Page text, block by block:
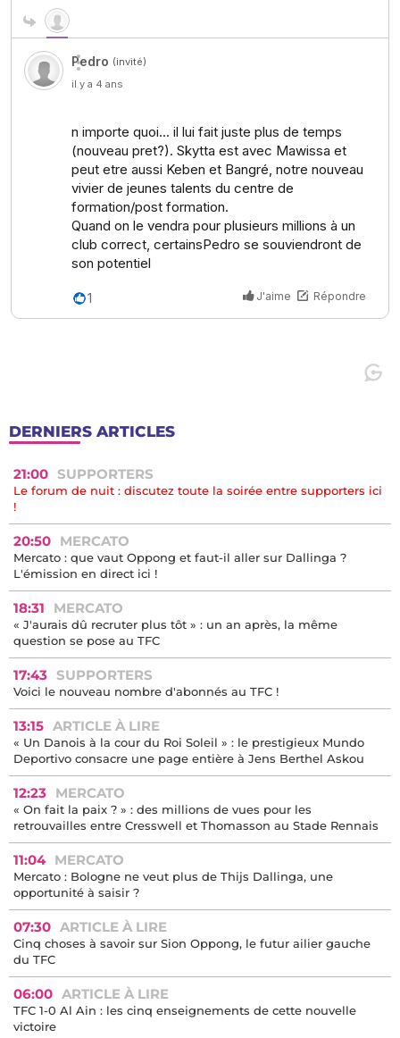
DERNIERS ARTICLES
21:00 SUPPORTERS
Le forum de nuit : discutez toute la soirée entre supporters ici
!
20:50 MERCATO
Mercato : que vaut Oppong et faut-il aller sur Dallinga ?
L'émission en direct ici !
18:31 MERCATO
« J'aurais dû recruter plus tôt » : un an après, la même
question se pose au TFC
17:43 SUPPORTERS
Voici le nouveau nombre d'abonnés au TFC !
13:15 ARTICLE À LIRE
« Un Danois à la cour du Roi Soleil » : le prestigieux Mundo
Deportivo consacre une page entière à Jens Berthel Askou
12:23 MERCATO
« On fait la paix ? » : des millions de vues pour les
retrouvailles entre Cresswell et Thomasson au Stade Rennais
11:04 MERCATO
Mercato : Bologne ne veut plus de Thijs Dallinga, une
opportunité à saisir ?
07:30 ARTICLE À LIRE
Cinq choses à savoir sur Sion Oppong, le futur ailier gauche
du TFC
06:00 ARTICLE À LIRE
TFC 1-0 Al Ain : les cinq enseignements de cette nouvelle
victoire